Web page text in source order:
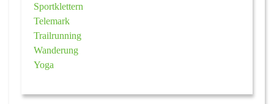
Sportklettern
Telemark
Trailrunning
Wanderung
Yoga